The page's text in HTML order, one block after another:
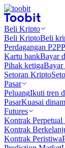
Beli Kripto
Beli KriptoBeli
Perdagangan P2P
Kartu bankBayar
Pihak ketigaBayar
Setoran Kripto
Pasar
PeluangIkuti tren
PasarKuasai
Futures
Kontrak
Kontrak
Kontrak Peristiwa